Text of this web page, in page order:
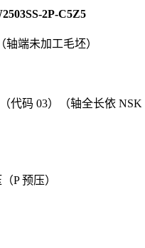
2P-C5Z5
轴端未加工毛坯）
代码 03）（轴全长依 NSK
P 预压）